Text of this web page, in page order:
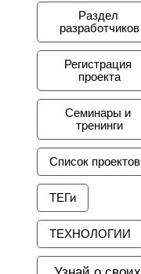
Раздел
разработчиков
Регистрация
проекта
Семинары и
тренинги
Список проектов
ТЕГи
ТЕХНОЛОГИИ